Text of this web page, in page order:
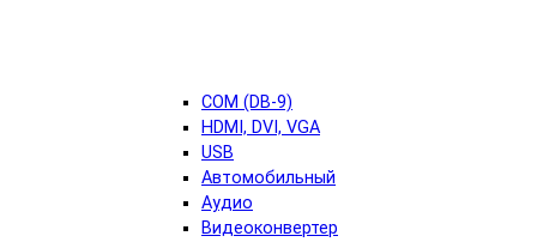
COM (DB-9)
HDMI, DVI, VGA
USB
Автомобильный
Аудио
Видеоконвертер